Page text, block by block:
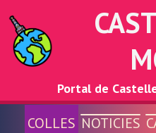
Portal de
COLLES NOTICIES